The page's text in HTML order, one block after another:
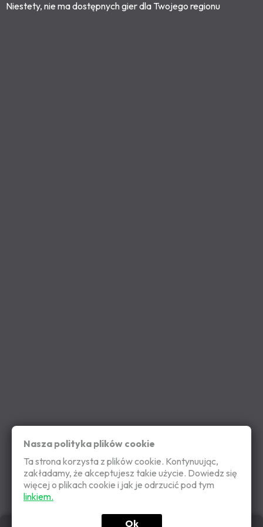
Niestety, nie ma dostępnych gier dla Twojego regionu
Nasza polityka plików cookie
Ta strona korzysta z plików cookie. Kontynuując,
zakładamy, że akceptujesz takie użycie. Dowiedz się
więcej o plikach cookie i jak je odrzucić pod tym
linkiem.
Ok